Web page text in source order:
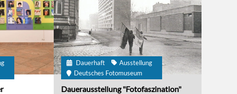
Dauerhaft
Ausstellung
Deutsches Fotomuseum
Dauerausstellung "Fotofaszination"